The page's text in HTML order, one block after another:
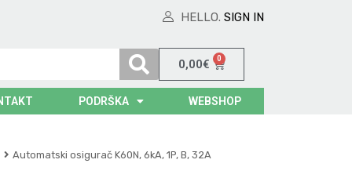
HELLO. SIGN IN
0,00€ 0
PODRŠKA WEBSHOP
Automatski osigurač K60N, 6kA, 1P, B, 32A